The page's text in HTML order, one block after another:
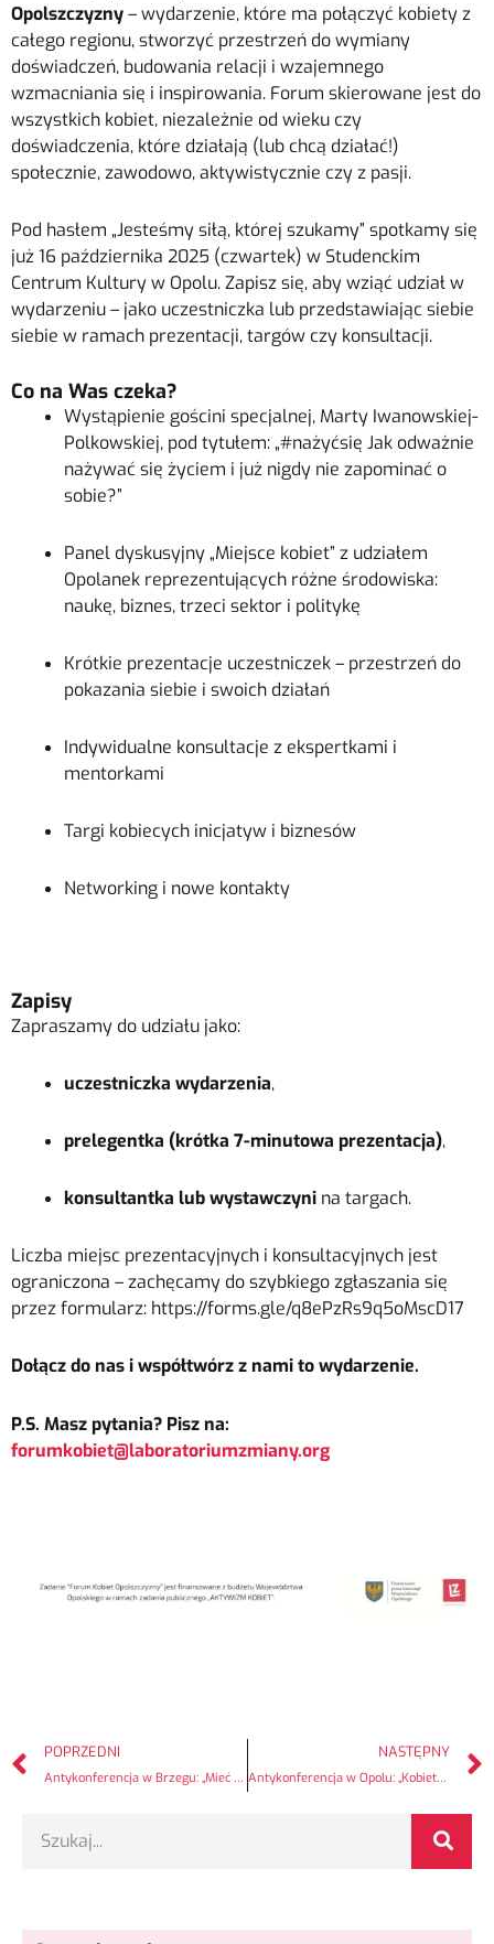
Opolszczyzny– wydarzenie, które ma połączyć kobiety z
całego regionu, stworzyć przestrzeń do wymiany
doświadczeń, budowania relacji i wzajemnego
wzmacniania się i inspirowania. Forum skierowane jest do
wszystkich kobiet, niezależnie od wieku czy
doświadczenia, które działają (lub chcą działać!)
społecznie, zawodowo, aktywistycznie czy z pasji.
Pod hasłem „Jesteśmy siłą, której szukamy” spotkamy się
już 16 października 2025 (czwartek) w Studenckim
Centrum Kultury w Opolu. Zapisz się, aby wziąć udział w
wydarzeniu – jako uczestniczka lub przedstawiając siebie
siebie w ramach prezentacji, targów czy konsultacji.
Co na Was czeka?
Wystąpienie gościni specjalnej, Marty Iwanowskiej-
Polkowskiej, pod tytułem: „#nażyćsię Jak odważnie
nażywać się życiem i już nigdy nie zapominać o
sobie?”
Panel dyskusyjny „Miejsce kobiet” z udziałem
Opolanek reprezentujących różne środowiska:
naukę, biznes, trzeci sektor i politykę
Krótkie prezentacje uczestniczek – przestrzeń do
pokazania siebie i swoich działań
Indywidualne konsultacje z ekspertkami i
mentorkami
Targi kobiecych inicjatyw i biznesów
Networking i nowe kontakty
Zapisy
Zapraszamy do udziału jako:
uczestniczka wydarzenia,
prelegentka (krótka 7-minutowa prezentacja),
konsultantka lub wystawczyni na targach.
Liczba miejsc prezentacyjnych i konsultacyjnych jest
ograniczona – zachęcamy do szybkiego zgłaszania się
przez formularz: https://forms.gle/q8ePzRs9q5oMscD17
Dołącz do nas i współtwórz z nami to wydarzenie.
P.S. Masz pytania? Pisz na:
forumkobiet@laboratoriumzmiany.org
POPRZEDNI
Antykonferencja w Brzegu: „Mieć wpływ. Kto tworzy Brzeg i okolice?”
NASTĘPNY
Antykonferencja w Opolu: „Kobiety to nie jest temat zastępczy. Jesteś ważna?”